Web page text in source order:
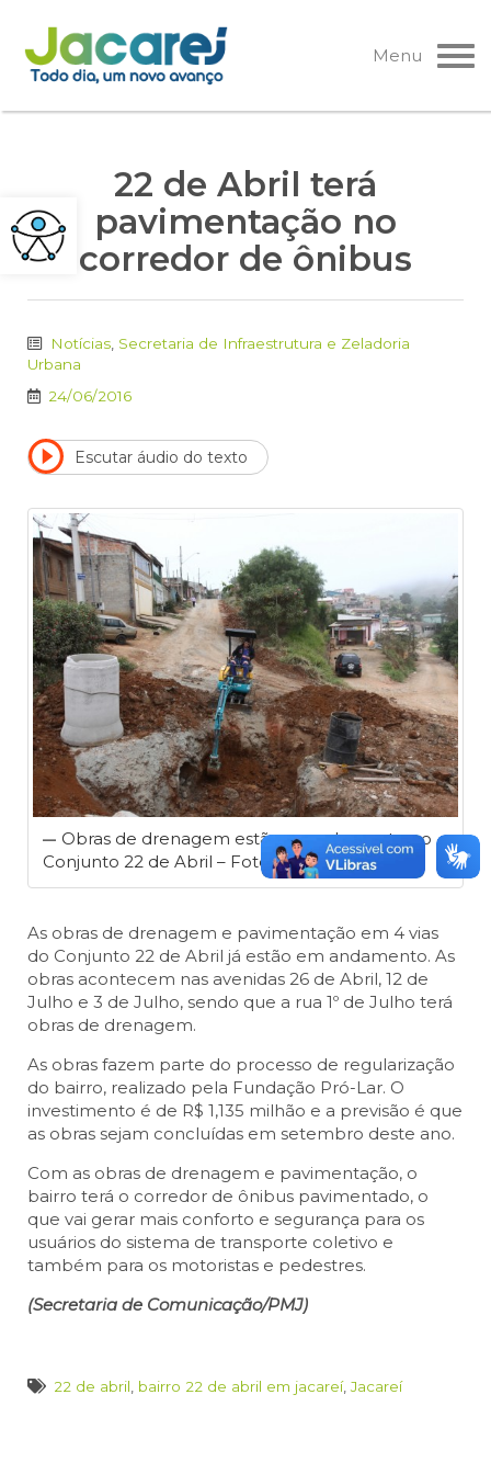
Pular
para
o
Menu
22 de Abril terá
pavimentação no
corredor de ônibus
Notícias Secretaria de Infraestrutura e Zeladoria
Urbana
24/06/2016
Escutar áudio do texto
Obras de drenagem estão em adamento no
Conjunto 22 de Abril – Foto: Alex Brito/PMJ
As obras de drenagem e pavimentação em 4 vias
do Conjunto 22 de Abril já estão em andamento. As
obras acontecem nas avenidas 26 de Abril, 12 de
Julho e 3 de Julho, sendo que a rua 1º de Julho terá
obras de drenagem.
As obras fazem parte do processo de regularização
do bairro, realizado pela Fundação Pró-Lar. O
investimento é de R$ 1,135 milhão e a previsão é que
as obras sejam concluídas em setembro deste ano.
Com as obras de drenagem e pavimentação, o
bairro terá o corredor de ônibus pavimentado, o
que vai gerar mais conforto e segurança para os
usuários do sistema de transporte coletivo e
também para os motoristas e pedestres.
(Secretaria de Comunicação/PMJ)
22 de abril, bairro 22 de abril em jacareí,Jacareí